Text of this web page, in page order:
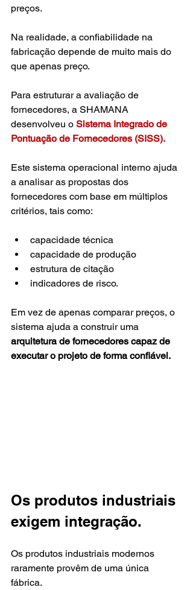
preços.
Na realidade, a confiabilidade na
fabricação depende de muito mais do
que apenas preço.
Para estruturar a avaliação de
fornecedores, a SHAMANA
desenvolveu o Sistema Integrado de
Pontuação de Fornecedores (SISS).
Este sistema operacional interno ajuda
a analisar as propostas dos
fornecedores com base em múltiplos
critérios, tais como:
capacidade técnica
capacidade de produção
estrutura de citação
indicadores de risco.
Em vez de apenas comparar preços, o
sistema ajuda a construir uma
arquitetura de fornecedores capaz de
executar o projeto de forma confiável.
Os produtos industriais
exigem integração.
Os produtos industriais modernos
raramente provêm de uma única
fábrica.